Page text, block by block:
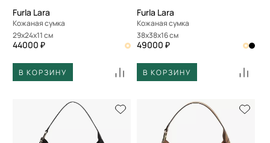
Furla Lara
Кожаная сумка
29x24x11 см
44000 ₽
В КОРЗИНУ
Furla Lara
Кожаная сумка
38x38x16 см
49000 ₽
В КОРЗИНУ